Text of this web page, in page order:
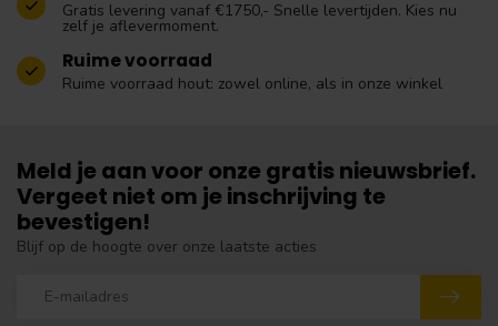
Gratis levering vanaf €1750,- Snelle levertijden. Kies nu
zelf je aflevermoment.
Ruime voorraad
Ruime voorraad hout: zowel online, als in onze winkel
Meld je aan voor onze gratis nieuwsbrief.
Vergeet niet om je inschrijving te
bevestigen!
Blijf op de hoogte over onze laatste acties